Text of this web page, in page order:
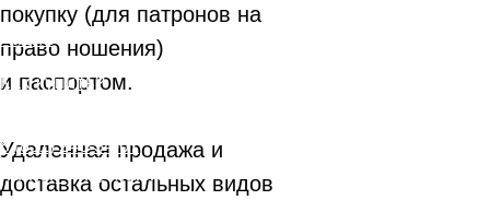
покупку (для патронов на
право ношения)
и паспортом.
Удаленная продажа и
доставка остальных видов
Как купить?
8 (831) 248-34-67